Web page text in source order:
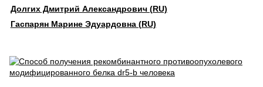
Долгих Дмитрий Александрович (RU)
Гаспарян Марине Эдуардовна (RU)